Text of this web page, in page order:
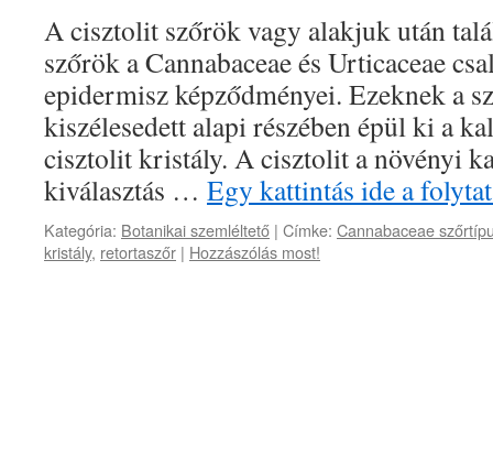
A cisztolit szőrök vagy alakjuk után
szőrök a Cannabaceae és Urticaceae
epidermisz képződményei. Ezeknek a
kiszélesedett alapi részében épül ki a
cisztolit kristály. A cisztolit a növényi
kiválasztás … Egy kattintás ide a
Kategória: Botanikai szemléltető | Címke: Cannabaceae
kristály, retortaszőr | Hozzászólás most!